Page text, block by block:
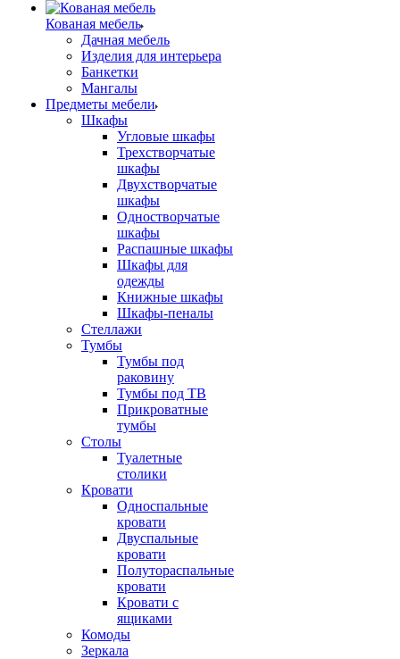
Кованая мебель
Дачная мебель
Изделия для интерьера
Банкетки
Мангалы
Предметы мебели
Шкафы
Угловые шкафы
Трехстворчатые
шкафы
Двухстворчатые
шкафы
Одностворчатые
шкафы
Распашные шкафы
Шкафы для
одежды
Книжные шкафы
Шкафы-пеналы
Стеллажи
Тумбы
Тумбы под
раковину
Тумбы под ТВ
Прикроватные
тумбы
Столы
Туалетные
столики
Кровати
Односпальные
кровати
Двуспальные
кровати
Полутораспальные
кровати
Кровати с
ящиками
Комоды
Зеркала